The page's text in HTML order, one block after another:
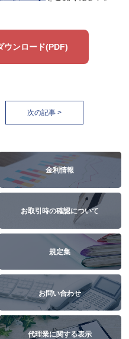
ウンロード(PDF)
次の記事 >
金利情報
お取引時の確認について
規定集
お問い合わせ
代理業に関する表示